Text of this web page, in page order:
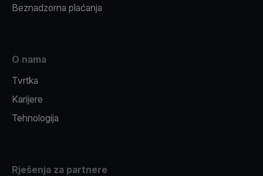
Beznadzorna plaćanja
O nama
Tvrtka
Karijere
Tehnologija
Rješenja za partnere